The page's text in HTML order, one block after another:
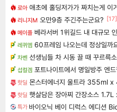
로아 애초에 홀딩저가가 짜치는게 이
리니지M 오만9층 주긴주는군요? [17]
메이플 베라서버 1위길드 내 대규모
레퀴엠 60프레임 나오는데 정상일까
차벤 선생님들 차 시동 끌 때 꾸르륵
섭컬겜 포트나이트에서 명일방주 엔
핫딜 몬스터에너지 울트라 355ml x
핫딜 햇살담은 장아찌 간장소스 1.7L
특가